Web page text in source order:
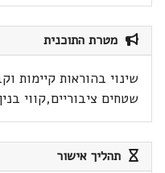
מטרת התוכנית
שינוי בהוראות קיימות
שטחים ציבוריים,קווי
תהליך אישור